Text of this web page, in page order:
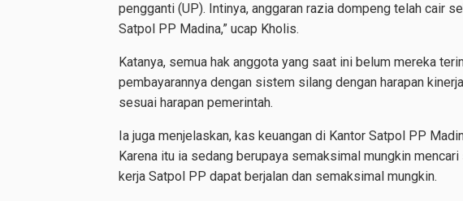
pengganti (UP). Intinya, anggaran razia dompeng telah cair
Satpol PP Madina,” ucap Kholis.
Katanya, semua hak anggota yang saat ini belum mereka
pembayarannya dengan sistem silang dengan harapan
sesuai harapan pemerintah.
Ia juga menjelaskan, kas keuangan di Kantor Satpol PP
Karena itu ia sedang berupaya semaksimal mungkin
kerja Satpol PP dapat berjalan dan semaksimal mungkin.